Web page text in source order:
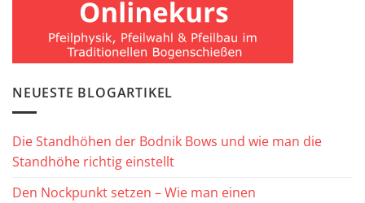
NEUESTE BLOGARTIKEL
Die Standhöhen der Bodnik Bows und wie man die
Standhöhe richtig einstellt
Den Nockpunkt setzen – Wie man einen